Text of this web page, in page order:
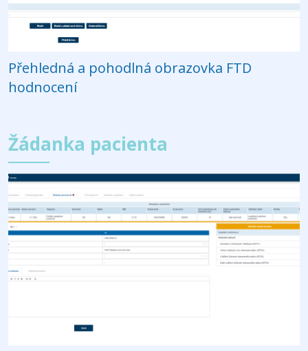
Přehledná a pohodlná obrazovka FTD
hodnocení
Žádanka pacienta